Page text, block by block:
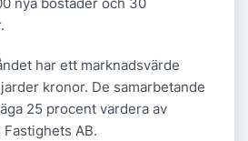
har ett marknadsvärde
kronor. De samarbetande
25 procent vardera av
AB.